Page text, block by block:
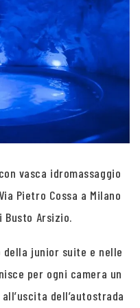
vasca idromassaggio
Pietro Cossa a Milano
Busto Arsizio.
della junior suite e nelle
per ogni camera un
dell’autostrada